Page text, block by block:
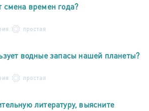
смена времен года?
простая
водные запасы нашей планеты?
простая
литературу, выясните